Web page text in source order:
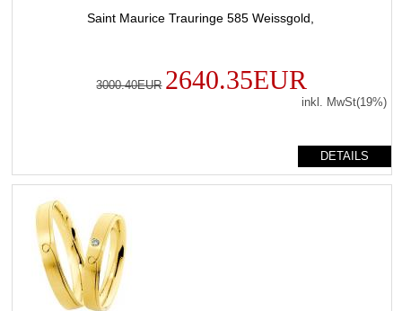
Saint Maurice Trauringe 585 Weissgold,
3000.40EUR 2640.35EUR
inkl. MwSt(19%)
DETAILS